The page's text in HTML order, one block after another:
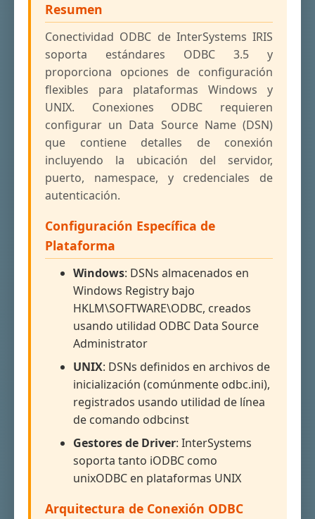
Resumen
Conectividad ODBC de InterSystems IRIS
soporta estándares ODBC 3.5 y
proporciona opciones de configuración
flexibles para plataformas Windows y
UNIX. Conexiones ODBC requieren
configurar un Data Source Name (DSN)
que contiene detalles de conexión
incluyendo la ubicación del servidor,
puerto, namespace, y credenciales de
autenticación.
Configuración Específica de
Plataforma
Windows: DSNs almacenados en
Windows Registry bajo
HKLM\SOFTWARE\ODBC, creados
usando utilidad ODBC Data Source
Administrator
UNIX: DSNs definidos en archivos de
inicialización (comúnmente odbc.ini),
registrados usando utilidad de línea
de comando odbcinst
Gestores de Driver: InterSystems
soporta tanto iODBC como
unixODBC en plataformas UNIX
Arquitectura de Conexión ODBC